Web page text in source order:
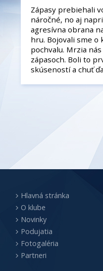
Zápasy prebiehali
náročné, no aj
agresívna obrana
hru. Bojovali sme o
pochvalu. Mrzia
zápasoch. Boli to
skúseností a chuť
Hlavná stránka
O klube
Novinky
Podujatia
Fotogaléria
Partneri